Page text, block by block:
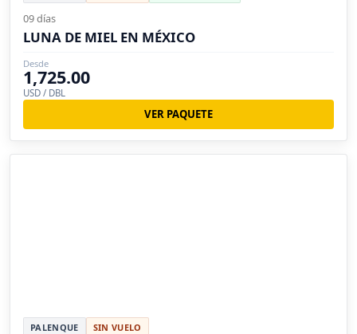
09 días
LUNA DE MIEL EN MÉXICO
Desde
1,725.00
USD / DBL
VER PAQUETE
PALENQUE SIN VUELO